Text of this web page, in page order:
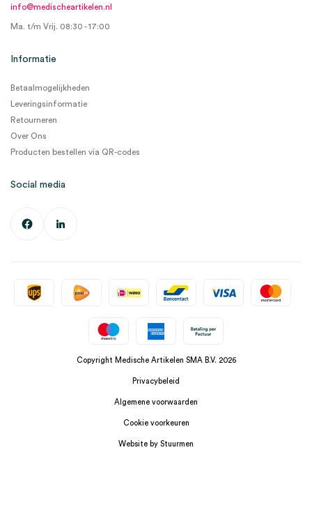
info@medischeartikelen.nl
Ma. t/m Vrij. 08:30 - 17:00
Informatie
Betaalmogelijkheden
Leveringsinformatie
Retourneren
Over Ons
Producten bestellen via QR-codes
Social media
Copyright Medische Artikelen SMA B.V. 2026
Privacybeleid
Algemene voorwaarden
Cookie voorkeuren
Website by Stuurmen